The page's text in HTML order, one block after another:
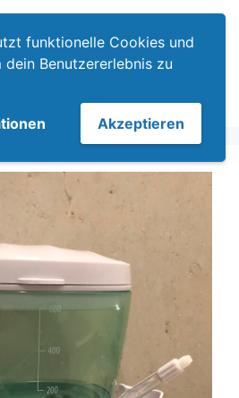
funktionelle Cookies und
Benutzererlebnis zu
Akzeptieren